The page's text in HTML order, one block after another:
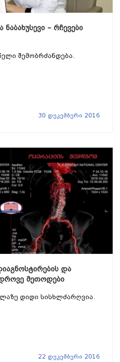
– რჩევები
შემობრძანდება.
30 დეკემბერი 2016
და
მეთოდები
დიდი სისხლძარღვია.
22 დეკემბერი 2016